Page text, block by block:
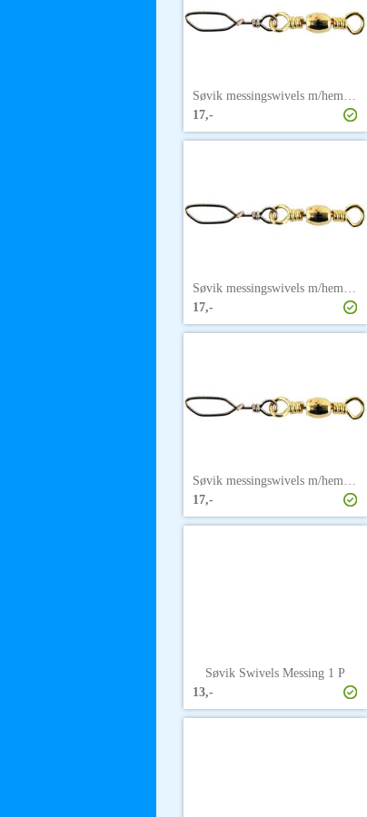
Søvik messingswivels m/hempe str. 10
17,-
Søvik messingswivels m/hempe str. 3/0
17,-
Søvik messingswivels m/hempe str. 6
17,-
Søvik Swivels Messing 1 P
13,-